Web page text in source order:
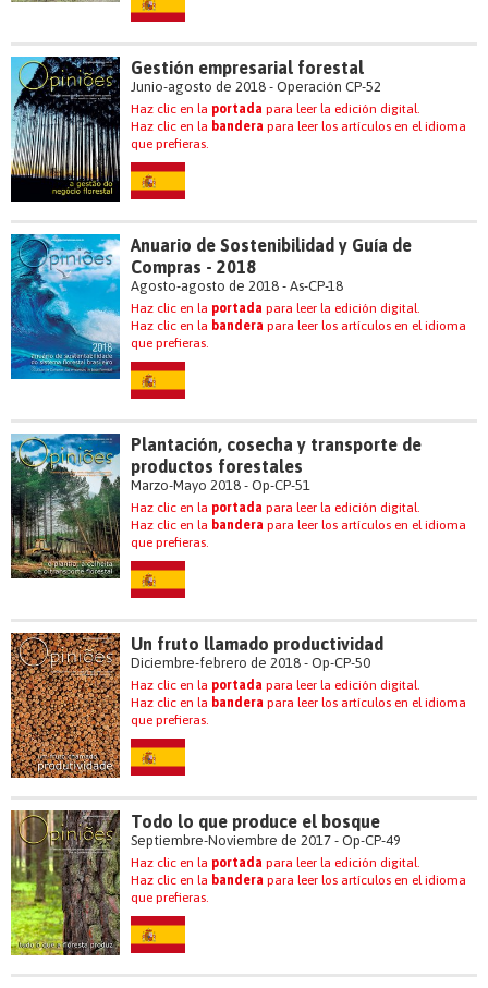
Gestión empresarial forestal
Junio-agosto de 2018 - Operación CP-52
Haz clic en la portada para leer la edición digital.
Haz clic en la bandera para leer los artículos en el idioma
que prefieras.
Anuario de Sostenibilidad y Guía de
Compras - 2018
Agosto-agosto de 2018 - As-CP-18
Haz clic en la portada para leer la edición digital.
Haz clic en la bandera para leer los artículos en el idioma
que prefieras.
Plantación, cosecha y transporte de
productos forestales
Marzo-Mayo 2018 - Op-CP-51
Haz clic en la portada para leer la edición digital.
Haz clic en la bandera para leer los artículos en el idioma
que prefieras.
Un fruto llamado productividad
Diciembre-febrero de 2018 - Op-CP-50
Haz clic en la portada para leer la edición digital.
Haz clic en la bandera para leer los artículos en el idioma
que prefieras.
Todo lo que produce el bosque
Septiembre-Noviembre de 2017 - Op-CP-49
Haz clic en la portada para leer la edición digital.
Haz clic en la bandera para leer los artículos en el idioma
que prefieras.